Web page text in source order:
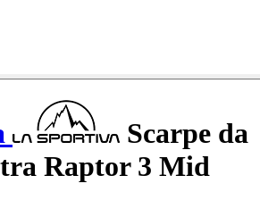
Scarpe da
Raptor 3 Mid